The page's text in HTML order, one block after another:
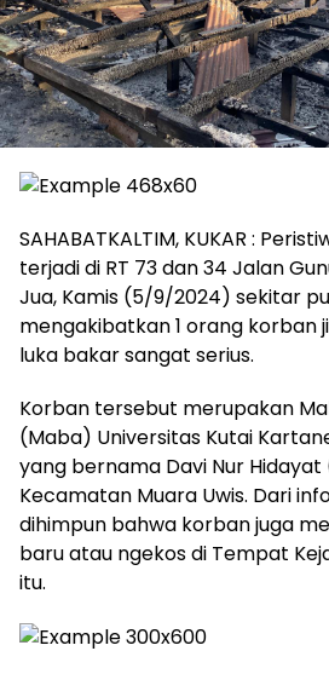
SAHABATKALTIM, KUKAR :
terjadi di RT 73 dan 34 Jalan
Jua, Kamis (5/9/2024) sekitar
mengakibatkan 1 orang korban
luka bakar sangat serius.
Korban tersebut merupakan
(Maba) Universitas Kutai
yang bernama Davi Nur Hidayat
Kecamatan Muara Uwis. Dari
dihimpun bahwa korban juga
baru atau ngekos di Tempat
itu.